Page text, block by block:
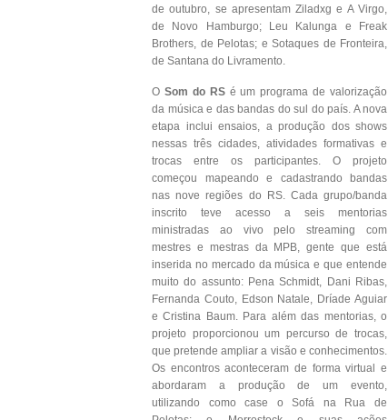
de outubro, se apresentam Ziladxg e A Virgo,
de Novo Hamburgo; Leu Kalunga e Freak
Brothers, de Pelotas; e Sotaques de Fronteira,
de Santana do Livramento.
O Som do RSé um programa de valorização
da música e das bandas do sul do país. A nova
etapa inclui ensaios, a produção dos shows
nessas três cidades, atividades formativas e
trocas entre os participantes. O projeto
começou mapeando e cadastrando bandas
nas nove regiões do RS. Cada grupo/banda
inscrito teve acesso a seis mentorias
ministradas ao vivo pelo streaming com
mestres e mestras da MPB, gente que está
inserida no mercado da música e que entende
muito do assunto: Pena Schmidt, Dani Ribas,
Fernanda Couto, Edson Natale, Dríade Aguiar
e Cristina Baum. Para além das mentorias, o
projeto proporcionou um percurso de trocas,
que pretende ampliar a visão e conhecimentos.
Os encontros aconteceram de forma virtual e
abordaram a produção de um evento,
utilizando como case o Sofá na Rua de